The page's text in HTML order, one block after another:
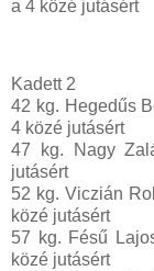
a 4 közé jutásért
Kadett 2
42 kg. Hegedűs
4 közé jutásért
47 kg. Nagy
jutásért
52 kg. Viczián
közé jutásért
57 kg. Fésű
közé jutásért